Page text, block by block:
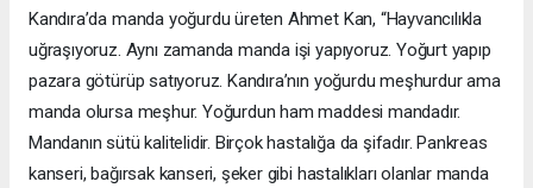
Kandıra’da manda yoğurdu üreten Ahmet Kan, “Hayvancılıkla
uğraşıyoruz. Aynı zamanda manda işi yapıyoruz. Yoğurt yapıp
pazara götürüp satıyoruz. Kandıra’nın yoğurdu meşhurdur ama
manda olursa meşhur. Yoğurdun ham maddesi mandadır.
Mandanın sütü kalitelidir. Birçok hastalığa da şifadır. Pankreas
kanseri, bağırsak kanseri, şeker gibi hastalıkları olanlar manda